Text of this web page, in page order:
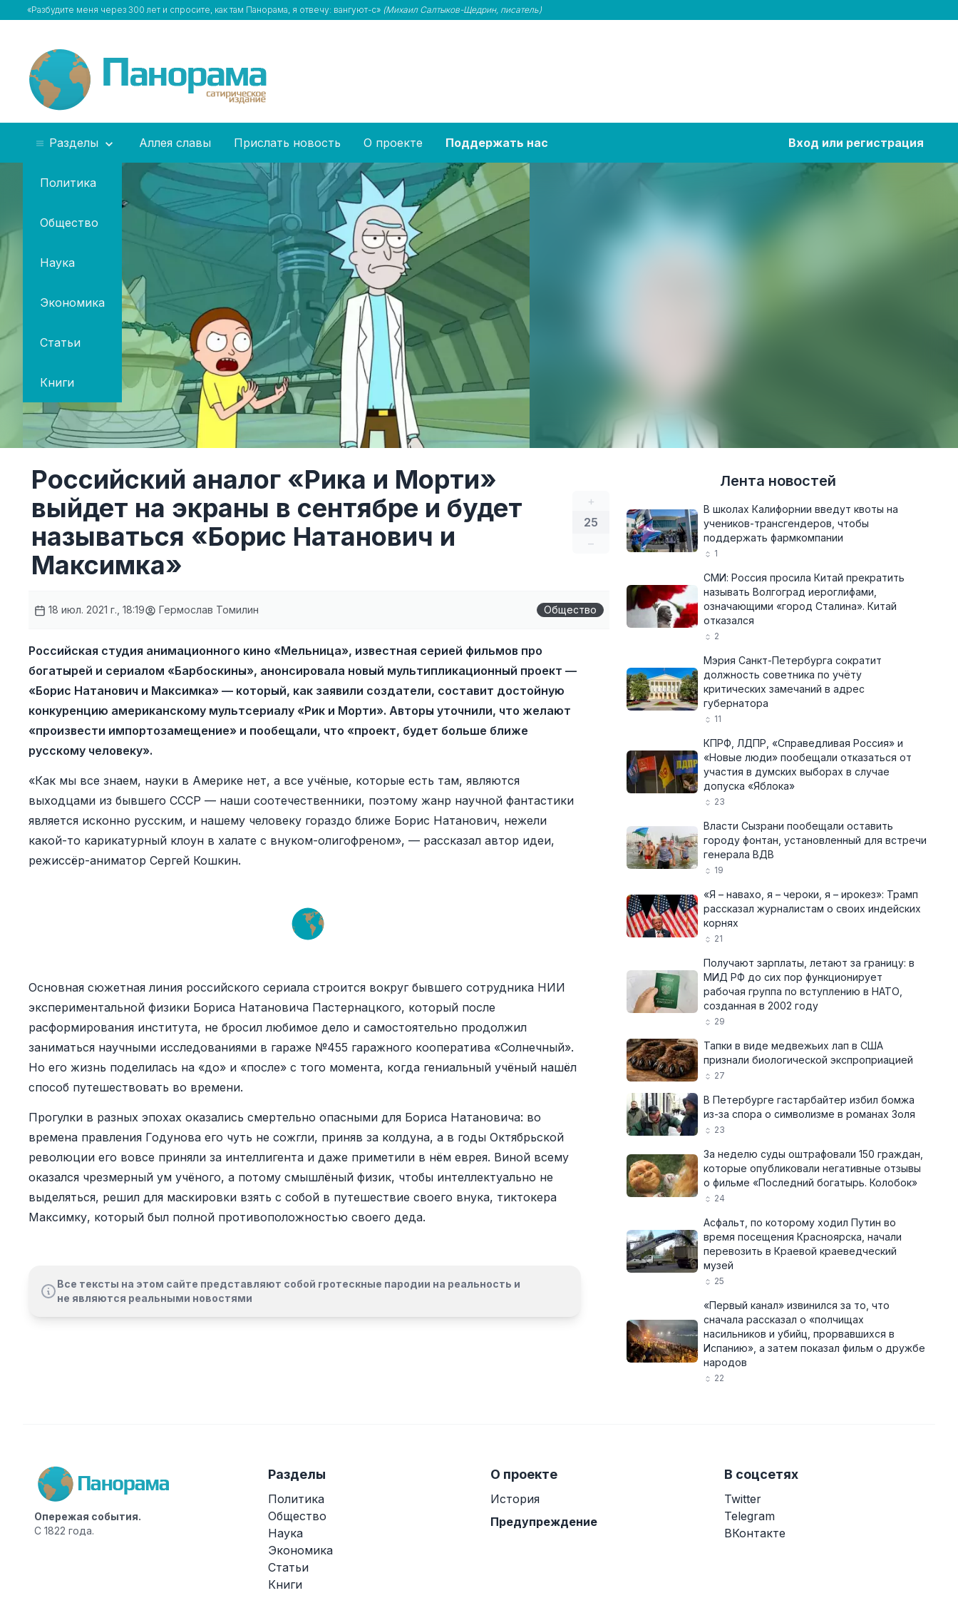
«Разбудите меня через 300 лет и спросите, как там Панорама, я отвечу: вангуют-с» (Михаил Салтыков-Щедрин, писатель)
Разделы
Политика
Общество
Наука
Экономика
Статьи
Книги
Аллея славы Прислать новость О проекте Поддержать нас Вход или регистрация
+
25
–
Российский аналог «Рика и Морти»
выйдет на экраны в сентябре и будет
называться «Борис Натанович и
Максимка»
18 июл. 2021 г., 18:19 Гермослав Томилин Общество
Российская студия анимационного кино «Мельница», известная серией фильмов про
богатырей и сериалом «Барбоскины», анонсировала новый мультипликационный проект —
«Борис Натанович и Максимка» — который, как заявили создатели, составит достойную
конкуренцию американскому мультсериалу «Рик и Морти». Авторы уточнили, что желают
«произвести импортозамещение» и пообещали, что «проект, будет больше ближе
русскому человеку».
«Как мы все знаем, науки в Америке нет, а все учёные, которые есть там, являются
выходцами из бывшего СССР — наши соотечественники, поэтому жанр научной фантастики
является исконно русским, и нашему человеку гораздо ближе Борис Натанович, нежели
какой-то карикатурный клоун в халате с внуком-олигофреном», — рассказал автор идеи,
режиссёр-аниматор Сергей Кошкин.
Основная сюжетная линия российского сериала строится вокруг бывшего сотрудника НИИ
экспериментальной физики Бориса Натановича Пастернацкого, который после
расформирования института, не бросил любимое дело и самостоятельно продолжил
заниматься научными исследованиями в гараже №455 гаражного кооператива «Солнечный».
Но его жизнь поделилась на «до» и «после» с того момента, когда гениальный учёный нашёл
способ путешествовать во времени.
Прогулки в разных эпохах оказались смертельно опасными для Бориса Натановича: во
времена правления Годунова его чуть не сожгли, приняв за колдуна, а в годы Октябрьской
революции его вовсе приняли за интеллигента и даже приметили в нём еврея. Виной всему
оказался чрезмерный ум учёного, а потому смышлёный физик, чтобы интеллектуально не
выделяться, решил для маскировки взять с собой в путешествие своего внука, тиктокера
Максимку, который был полной противоположностью своего деда.
Все тексты на этом сайте представляют собой гротескные пародии на реальность и
не являются реальными новостями
Лента новостей
В школах Калифорнии введут квоты на
учеников-трансгендеров, чтобы
поддержать фармкомпании
1
СМИ: Россия просила Китай прекратить
называть Волгоград иероглифами,
означающими «город Сталина». Китай
отказался
2
Мэрия Санкт-Петербурга сократит
должность советника по учёту
критических замечаний в адрес
губернатора
11
КПРФ, ЛДПР, «Справедливая Россия» и
«Новые люди» пообещали отказаться от
участия в думских выборах в случае
допуска «Яблока»
23
Власти Сызрани пообещали оставить
городу фонтан, установленный для встречи
генерала ВДВ
19
«Я – навахо, я – чероки, я – ирокез»: Трамп
рассказал журналистам о своих индейских
корнях
21
Получают зарплаты, летают за границу: в
МИД РФ до сих пор функционирует
рабочая группа по вступлению в НАТО,
созданная в 2002 году
29
Тапки в виде медвежьих лап в США
признали биологической экспроприацией
27
В Петербурге гастарбайтер избил бомжа
из-за спора о символизме в романах Золя
23
За неделю суды оштрафовали 150 граждан,
которые опубликовали негативные отзывы
о фильме «Последний богатырь. Колобок»
24
Асфальт, по которому ходил Путин во
время посещения Красноярска, начали
перевозить в Краевой краеведческий
музей
25
«Первый канал» извинился за то, что
сначала рассказал о «полчищах
насильников и убийц, прорвавшихся в
Испанию», а затем показал фильм о дружбе
народов
22
Опережая события.
С 1822 года.
Разделы
Политика
Общество
Наука
Экономика
Статьи
Книги
О проекте
История
Предупреждение
В соцсетях
Twitter
Telegram
ВКонтакте